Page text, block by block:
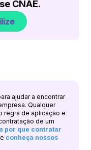
CNAE.
ajudar a encontrar
Qualquer
regra de aplicação e
de um
por que contratar
e conheça nossos